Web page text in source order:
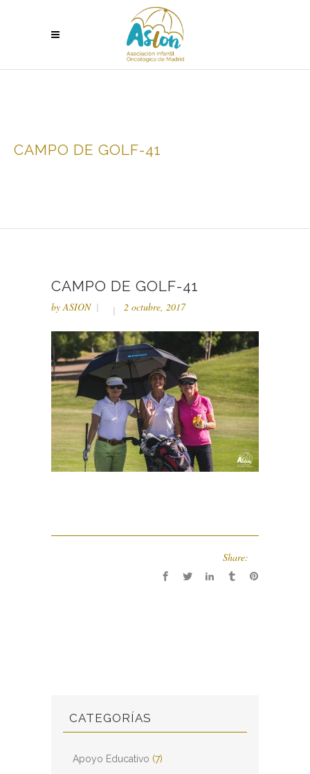
CAMPO DE GOLF-41
CAMPO DE GOLF-41
byASION 2 octubre, 2017
Share:
CATEGORÍAS
Apoyo Educativo (7)